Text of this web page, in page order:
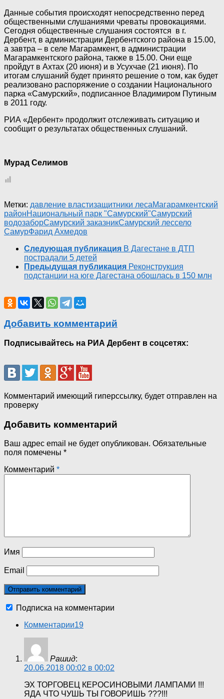
Данные события происходят непосредственно перед
общественными слушаниями чреваты провокациями.
Сегодня общественные слушания состоятся в г.
Дербент, в администрации Дербентского района в 15.00,
а завтра – в селе Магарамкент, в администрации
Магарамкентского района, также в 15.00. Они еще
пройдут в Ахтах (20 июня) и в Усухчае (21 июня). По
итогам слушаний будет принято решение о том, как будет
реализовано распоряжение о создании Национального
парка «Самурский», подписанное Владимиром Путиным
в 2011 году.
РИА «Дербент» продолжит отслеживать ситуацию и
сообщит о результатах общественных слушаний.
Мурад Селимов
Метки: давление властизащитники лесаМагарамкентский
районНациональный парк "Самурский"Самурский
водозаборСамурский заказникСамурский лессело
СамурФарид Ахмедов
Следующая публикация В Дагестане в ДТП
пострадали 5 детей
Предыдущая публикация Реконструкция
подстанции на юге Дагестана обошлась в 150 млн
Добавить комментарий
Подписывайтесь на РИА Дербент в соцсетях:
Комментарий имеющий гиперссылку, будет отправлен на
проверку
Добавить комментарий
Ваш адрес email не будет опубликован. Обязательные
поля помечены *
Комментарий *
Имя
Email
Подписка на комментарии
Комментарии19
Рашид:
20.06.2018 00:02 в 00:02
ЭХ ТОРГОВЕЦ КЕРОСИНОВЫМИ ЛАМПАМИ !!!
ЯДА ЧТО ЧУШЬ ТЫ ГОВОРИШЬ ???!!!